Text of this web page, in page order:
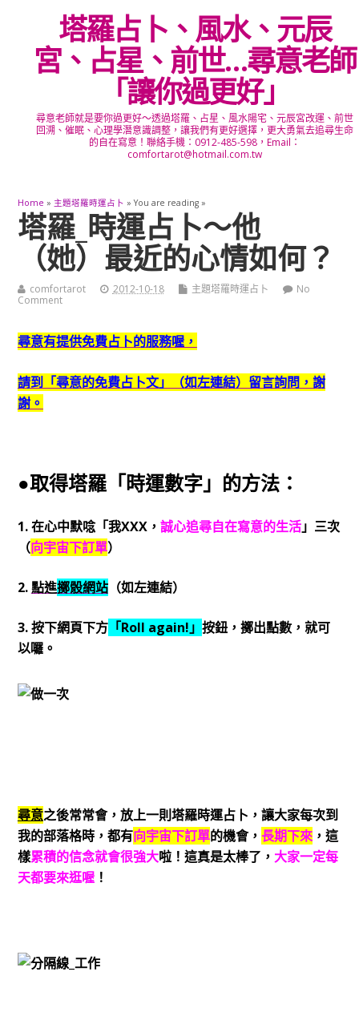
塔羅占卜、風水、元辰
宮、占星、前世…尋意老師
「讓你過更好」
尋意老師就是要你過更好～透過塔羅、占星、風水陽宅、元辰宮改運、前世
回溯、催眠、心理學潛意識調整，讓我們有更好選擇，更大勇氣去追尋生命
的自在寫意！聯絡手機：0912-485-598，Email：
comfortarot@hotmail.com.tw
Home » 主題塔羅時運占卜 » You are reading »
塔羅_時運占卜～他
（她）最近的心情如何？
comfortarot 2012-10-18 主題塔羅時運占卜
No
Comment
尋意有提供免費占卜的服務喔，
請到「尋意的免費占卜文」（如左連結）留言詢問，謝
謝。
●取得塔羅「時運數字」的方法：
1. 在心中默唸「我XXX， 誠心追尋自在寫意的生活」三次
（向宇宙下訂單）
2.點進擲骰網站（如左連結）
3. 按下網頁下方「Roll again!」 按鈕，擲出點數，就可
以囉。
尋意之後常常會，放上一則塔羅時運占卜，讓大家每次到
我的部落格時，都有向宇宙下訂單的機會， 長期下來，這
樣累積的信念就會很強大啦！這真是太棒了， 大家一定每
天都要來逛喔！